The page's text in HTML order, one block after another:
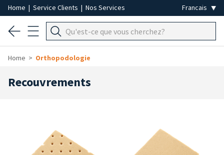
Home | Service Clients | Nos Services
Home Orthopodologie
Recouvrements